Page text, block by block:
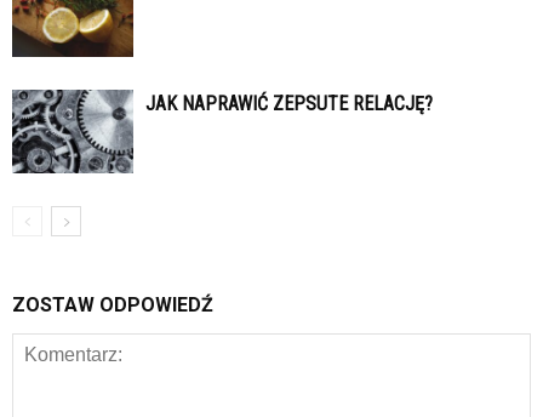
JAK NAPRAWIĆ ZEPSUTE RELACJĘ?
ZOSTAW ODPOWIEDŹ